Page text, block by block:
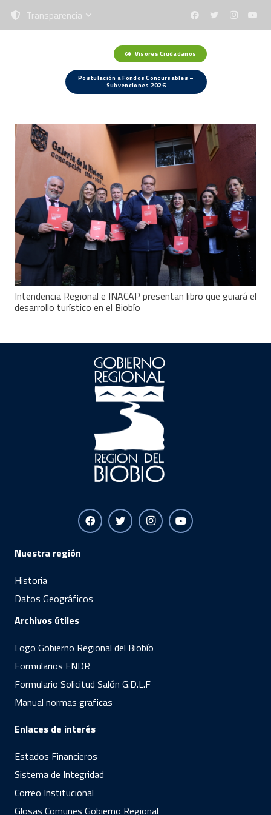
Transparencia
Visores Ciudadanos
Postulación a Fondos Concursables –
Subvenciones 2026
Intendencia Regional e INACAP presentan libro que guiará el
desarrollo turístico en el Biobío
Nuestra región
Historia
Datos Geográficos
Archivos útiles
Logo Gobierno Regional del Biobío
Formularios FNDR
Formulario Solicitud Salón G.D.L.F
Manual normas graficas
Enlaces de interés
Estados Financieros
Sistema de Integridad
Correo Institucional
Glosas Comunes Gobierno Regional